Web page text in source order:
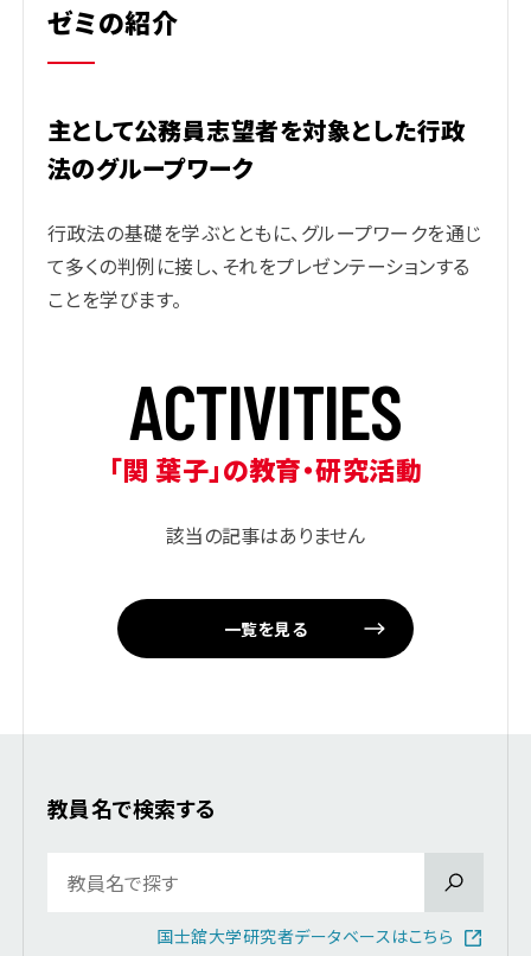
ゼミの紹介
主として公務員志望者を対象とした行政
法のグループワーク
行政法の基礎を学ぶとともに、グループワークを通じ
て多くの判例に接し、それをプレゼンテーションする
ことを学びます。
ACTIVITIES
「関 葉子」の教育・研究活動
該当の記事はありません
一覧を見る
教員名で検索する
国士舘大学研究者データベースはこちら